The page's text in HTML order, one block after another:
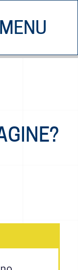
MENU
CHI SIAMO